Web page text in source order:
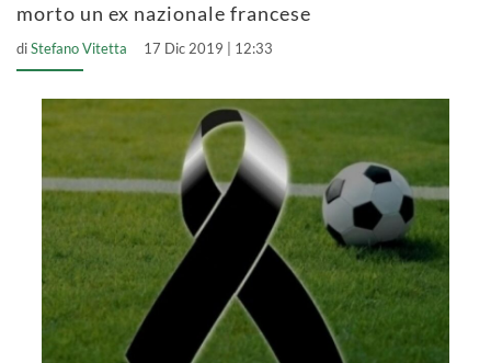
morto un ex nazionale francese
diStefano Vitetta 17 Dic 2019 | 12:33